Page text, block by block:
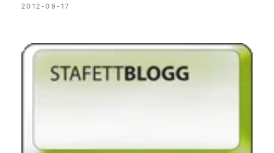
2012-09-17